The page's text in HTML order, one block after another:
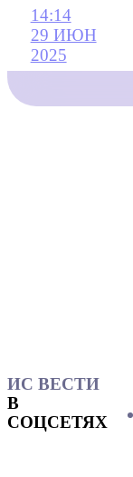
14:14
29 ИЮН
2025
ИС ВЕСТИ
В
СОЦСЕТЯХ